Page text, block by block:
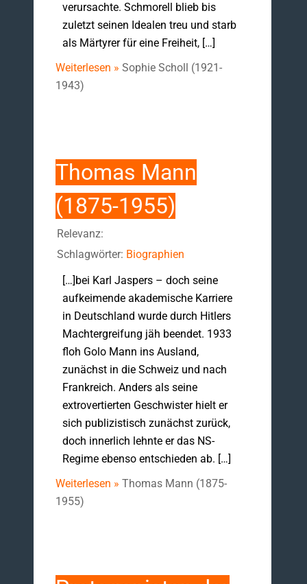
verursachte. Schmorell blieb bis
zuletzt seinen Idealen treu und starb
als Märtyrer für eine Freiheit, […]
Weiterlesen » Sophie Scholl (1921-
1943)
Thomas Mann
(1875-1955)
Relevanz:
Schlagwörter: Biographien
[…]bei Karl Jaspers – doch seine
aufkeimende akademische Karriere
in Deutschland wurde durch Hitlers
Machtergreifung jäh beendet. 1933
floh Golo Mann ins Ausland,
zunächst in die Schweiz und nach
Frankreich. Anders als seine
extrovertierten Geschwister hielt er
sich publizistisch zunächst zurück,
doch innerlich lehnte er das NS-
Regime ebenso entschieden ab. […]
Weiterlesen » Thomas Mann (1875-
1955)